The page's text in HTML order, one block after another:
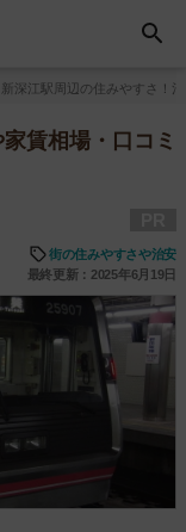
新深江駅周辺の住みやすさ！
賃相場・口コミ
街の住みやすさや治安
最終更新：2025年6月19日